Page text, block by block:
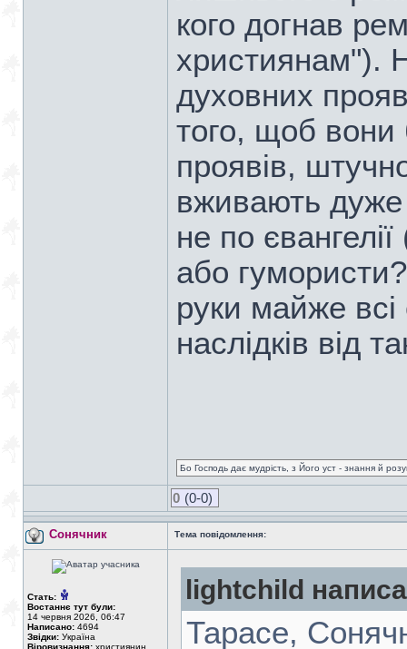
кого догнав
християнам").
духовних
того, щоб вони
проявів,
вживають дуже
не по
або
руки майже
наслідків від
Бо Господь дає мудрість, з Його уст - знання й
0 (0-0)
Сонячник Тема повідомлення:
Стать:
Востаннє тут були:
14 червня 2026, 06:47
Написано: 4694
Звідки: Україна
Віровизнання: християнин
lightchild
Тарасе,